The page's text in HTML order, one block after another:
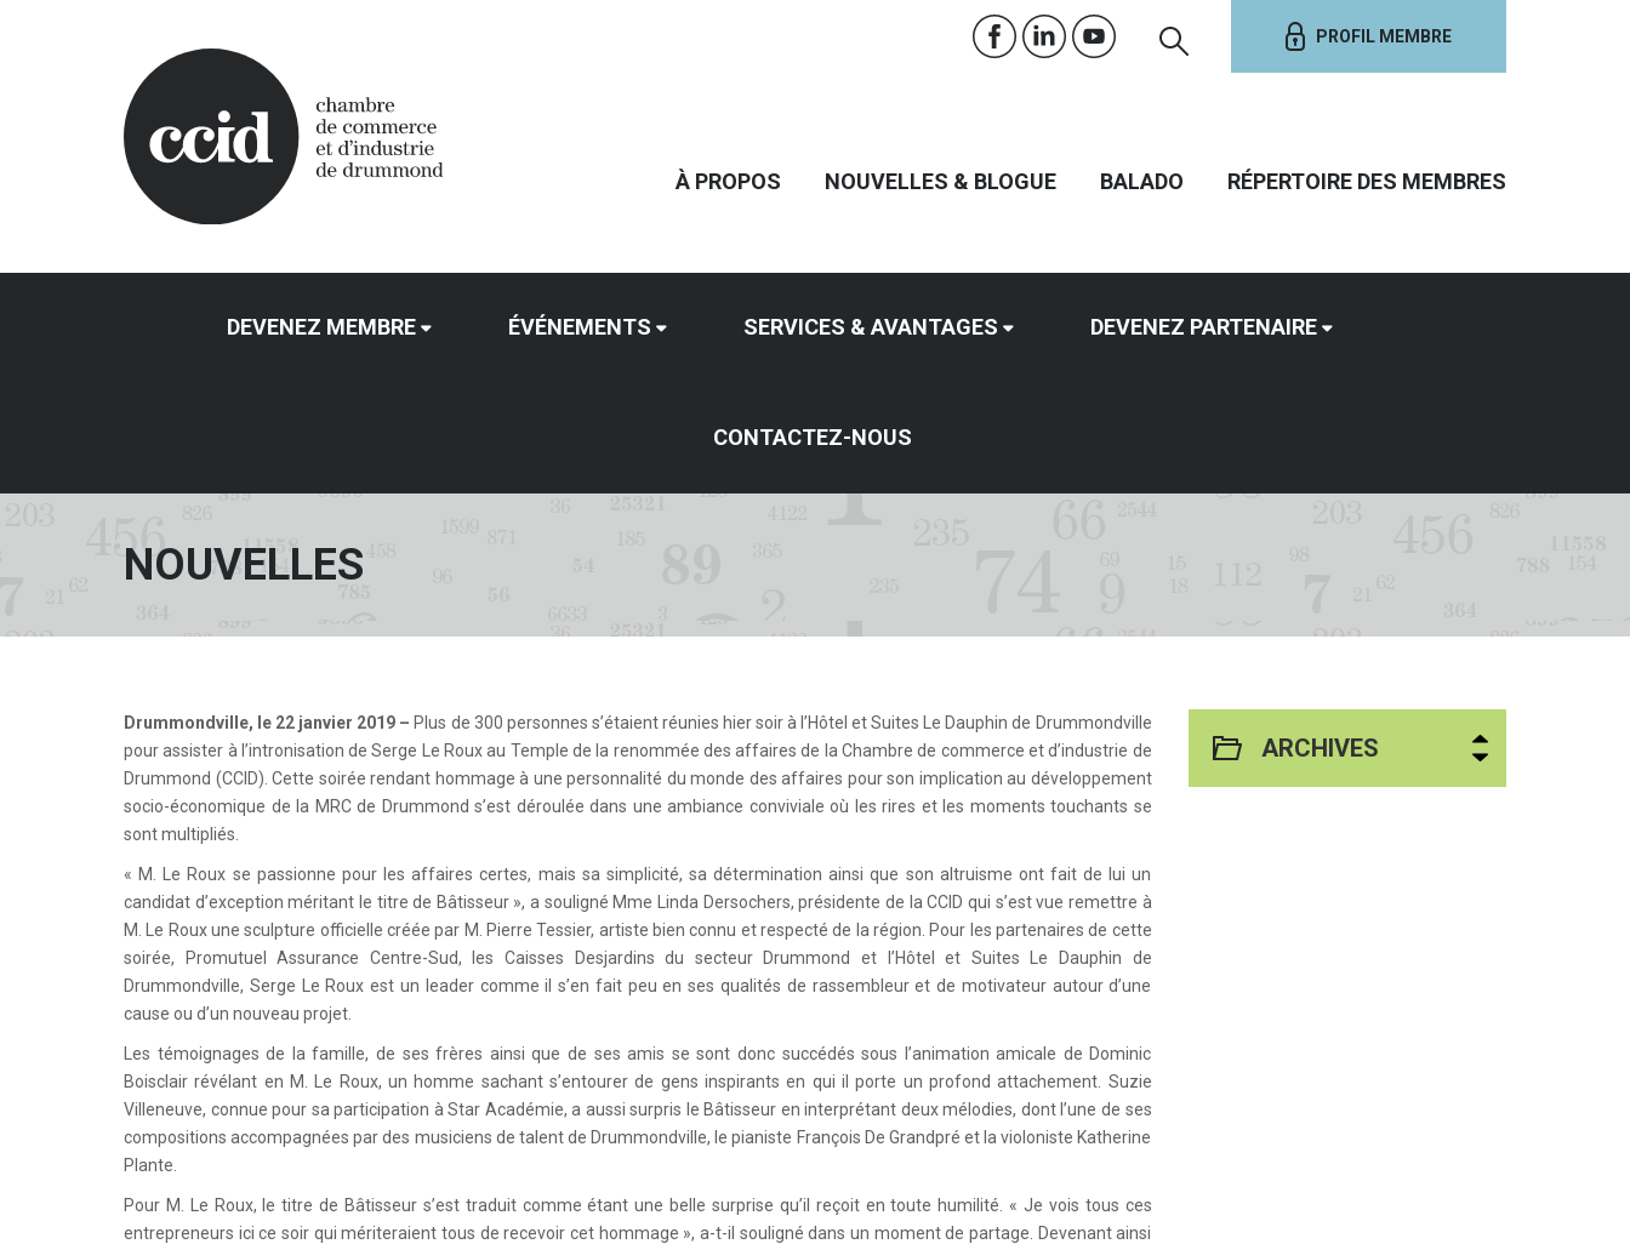
PROFIL MEMBRE
À PROPOS NOUVELLES & BLOGUE BALADO RÉPERTOIRE DES MEMBRES
DEVENEZ MEMBRE ÉVÉNEMENTS SERVICES & AVANTAGES DEVENEZ PARTENAIRE
CONTACTEZ-NOUS
NOUVELLES
Drummondville, le 22 janvier 2019 – Plus de 300 personnes s’étaient réunies hier soir à l’Hôtel et Suites Le Dauphin de Drummondville
pour assister à l’intronisation de Serge Le Roux au Temple de la renommée des affaires de la Chambre de commerce et d’industrie de
Drummond (CCID). Cette soirée rendant hommage à une personnalité du monde des affaires pour son implication au développement
socio-économique de la MRC de Drummond s’est déroulée dans une ambiance conviviale où les rires et les moments touchants se
sont multipliés.
« M. Le Roux se passionne pour les affaires certes, mais sa simplicité, sa détermination ainsi que son altruisme ont fait de lui un
candidat d’exception méritant le titre de Bâtisseur », a souligné Mme Linda Dersochers, présidente de la CCID qui s’est vue remettre à
M. Le Roux une sculpture officielle créée par M. Pierre Tessier, artiste bien connu et respecté de la région. Pour les partenaires de cette
soirée, Promutuel Assurance Centre-Sud, les Caisses Desjardins du secteur Drummond et l’Hôtel et Suites Le Dauphin de
Drummondville, Serge Le Roux est un leader comme il s’en fait peu en ses qualités de rassembleur et de motivateur autour d’une
cause ou d’un nouveau projet.
Les témoignages de la famille, de ses frères ainsi que de ses amis se sont donc succédés sous l’animation amicale de Dominic
Boisclair révélant en M. Le Roux, un homme sachant s’entourer de gens inspirants en qui il porte un profond attachement. Suzie
Villeneuve, connue pour sa participation à Star Académie, a aussi surpris le Bâtisseur en interprétant deux mélodies, dont l’une de ses
compositions accompagnées par des musiciens de talent de Drummondville, le pianiste François De Grandpré et la violoniste Katherine
Plante.
Pour M. Le Roux, le titre de Bâtisseur s’est traduit comme étant une belle surprise qu’il reçoit en toute humilité. « Je vois tous ces
entrepreneurs ici ce soir qui mériteraient tous de recevoir cet hommage », a-t-il souligné dans un moment de partage. Devenant ainsi
ARCHIVES